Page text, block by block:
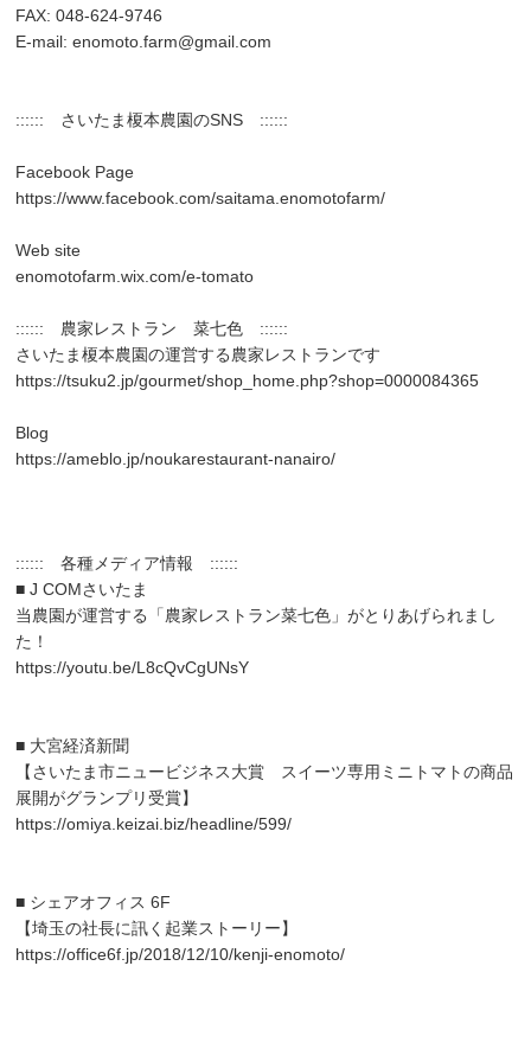
FAX: 048-624-9746
E-mail:enomoto.farm@gmail.com
:::::: さいたま榎本農園のSNS ::::::
Facebook Page
https://www.facebook.com/saitama.enomotofarm/
Web site
enomotofarm.wix.com/e-tomato
:::::: 農家レストラン 菜七色 ::::::
さいたま榎本農園の運営する農家レストランです
https://tsuku2.jp/gourmet/shop_home.php?shop=0000084365
Blog
https://ameblo.jp/noukarestaurant-nanairo/
:::::: 各種メディア情報 ::::::
■ J COMさいたま
当農園が運営する「農家レストラン菜七色」がとりあげられまし
た！
https://youtu.be/L8cQvCgUNsY
■ 大宮経済新聞
【さいたま市ニュービジネス大賞 スイーツ専用ミニトマトの商品
展開がグランプリ受賞】
https://omiya.keizai.biz/headline/599/
■ シェアオフィス 6F
【埼玉の社長に訊く起業ストーリー】
https://office6f.jp/2018/12/10/kenji-enomoto/